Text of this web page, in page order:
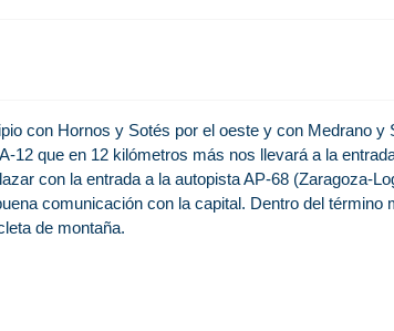
con Hornos y Sotés por el oeste y con Medrano
12 que en 12 kilómetros más nos llevará a la
con la entrada a la autopista AP-68 (Zaragoza-
comunicación con la capital. Dentro del
de montaña.